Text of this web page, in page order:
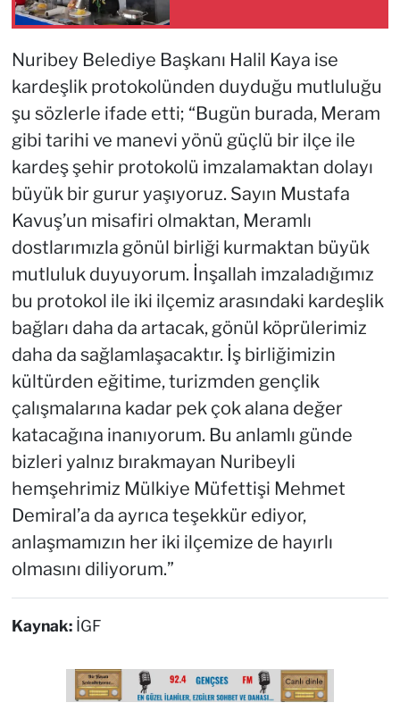
Nuribey Belediye Başkanı Halil Kaya ise
kardeşlik protokolünden duyduğu mutluluğu
şu sözlerle ifade etti; “Bugün burada, Meram
gibi tarihi ve manevi yönü güçlü bir ilçe ile
kardeş şehir protokolü imzalamaktan dolayı
büyük bir gurur yaşıyoruz. Sayın Mustafa
Kavuş’un misafiri olmaktan, Meramlı
dostlarımızla gönül birliği kurmaktan büyük
mutluluk duyuyorum. İnşallah imzaladığımız
bu protokol ile iki ilçemiz arasındaki kardeşlik
bağları daha da artacak, gönül köprülerimiz
daha da sağlamlaşacaktır. İş birliğimizin
kültürden eğitime, turizmden gençlik
çalışmalarına kadar pek çok alana değer
katacağına inanıyorum. Bu anlamlı günde
bizleri yalnız bırakmayan Nuribeyli
hemşehrimiz Mülkiye Müfettişi Mehmet
Demiral’a da ayrıca teşekkür ediyor,
anlaşmamızın her iki ilçemize de hayırlı
olmasını diliyorum.”
Kaynak: İGF